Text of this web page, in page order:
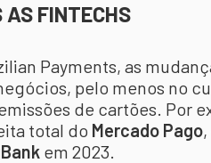
AS FINTECHS
Payments, as
pelo menos no
de cartões. Por
total do Mercado Pago
em 2023.